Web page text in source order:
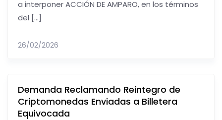
a interponer ACCIÓN DE AMPARO, en los términos
del […]
26/02/2026
Demanda Reclamando Reintegro de
Criptomonedas Enviadas a Billetera
Equivocada